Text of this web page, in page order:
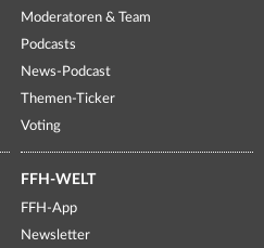
Moderatoren & Team
Podcasts
News-Podcast
Themen-Ticker
Voting
FFH-WELT
FFH-App
Newsletter